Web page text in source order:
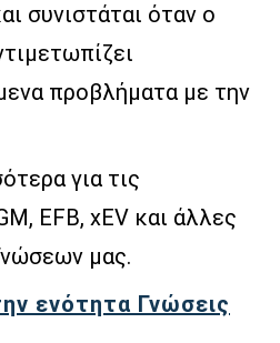
συνιστάται όταν ο
προβλήματα με την
για τις
EFB, xEV και άλλες
μας.
ενότητα Γνώσεις